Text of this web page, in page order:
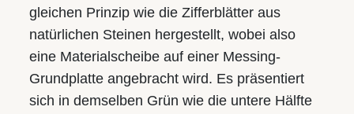
gleichen Prinzip wie die Zifferblätter aus
natürlichen Steinen hergestellt, wobei also
eine Materialscheibe auf einer Messing-
Grundplatte angebracht wird. Es präsentiert
sich in demselben Grün wie die untere Hälfte